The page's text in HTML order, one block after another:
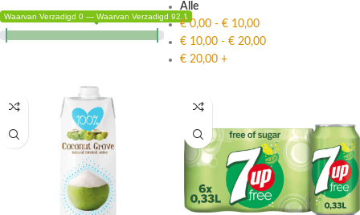
Waarvan Verzadigd 0 — Waarvan Verzadigd 92.1
Alle
€0,00 - € 10,00
€ 10,00 - € 20,00
€ 20,00 +